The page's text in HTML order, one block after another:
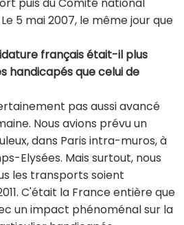
5 mai 2007, le même jour que
français était-il plus
handicapés que celui de
pas aussi avancé
Nous avions prévu un
dans Paris intra-muros, à
Elysées. Mais surtout, nous
les transports soient
C'était la France entière que
un impact phénoménal sur la